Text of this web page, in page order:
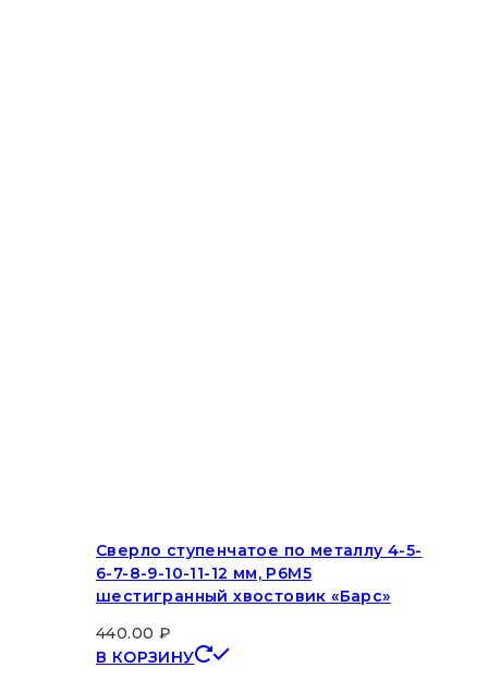
Сверло ступенчатое по металлу 4-5-
6-7-8-9-10-11-12 мм, Р6М5
шестигранный хвостовик «Барс»
440.00 ₽
В КОРЗИНУ